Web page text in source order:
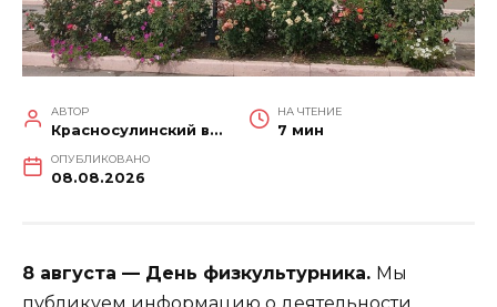
АВТОР
Красносулинский вестник
НА ЧТЕНИЕ
7 мин
ОПУБЛИКОВАНО
08.08.2026
8 августа — День физкультурника. Мы